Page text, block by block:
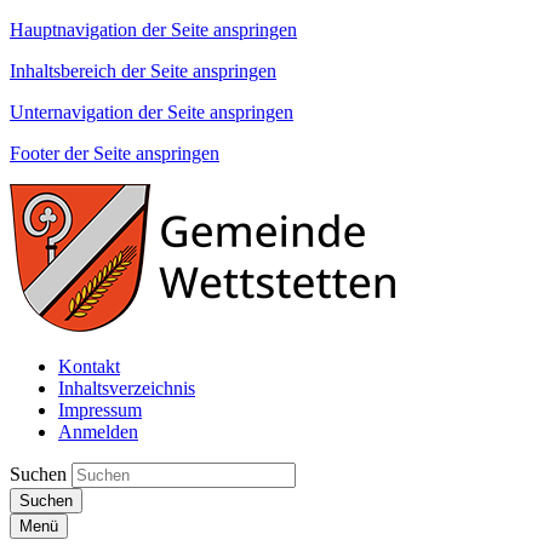
Hauptnavigation der Seite anspringen
Inhaltsbereich der Seite anspringen
Unternavigation der Seite anspringen
Footer der Seite anspringen
Kontakt
Inhaltsverzeichnis
Impressum
Anmelden
Suchen
Suchen
Menü